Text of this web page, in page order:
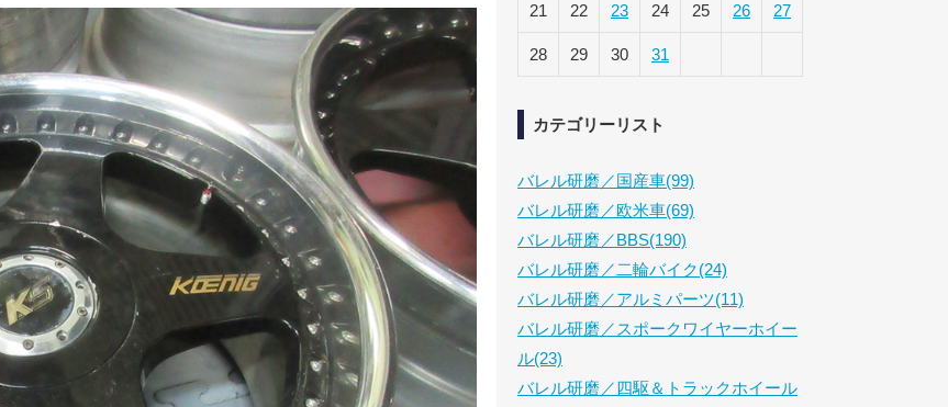
21 22 23 24 25 26 27
28 29 30 31
カテゴリーリスト
バレル研磨／国産車(99)
バレル研磨／欧米車(69)
バレル研磨／BBS(190)
バレル研磨／二輪バイク(24)
バレル研磨／アルミパーツ(11)
バレル研磨／スポークワイヤーホイー
ル(23)
バレル研磨／四駆＆トラックホイール